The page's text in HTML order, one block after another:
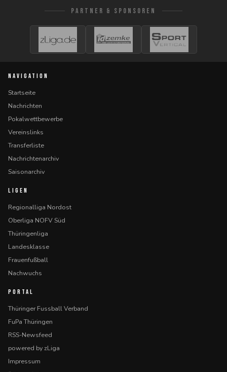
PARTNER & SPONSOREN
NAVIGATION
Startseite
Nachrichten
Pokalwettbewerbe
Vereinslinks
Transferliste
Nachrichtenarchiv
Saisonarchiv
LIGEN
Regionalliga Nordost
Oberliga NOFV Süd
Thüringenliga
Landesklasse
Frauenfußball
Nachwuchs
PORTAL
Thüringer Fussball Verband
FuPa Thüringen
RSS-Newsfeed
powered by zLiga
Impressum